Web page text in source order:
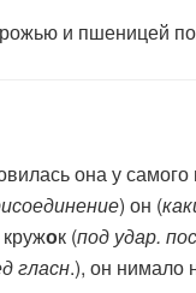
и пшеницей
она у
) он (
ок (под удар.
гласн.), он нимало